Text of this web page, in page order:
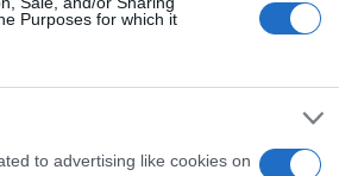
Purposes for which it
to advertising like cookies on
IRIS-T (SLM/SLS)
PATRIOT με ανταλλακτικά
GEPARD με ανταλλακτικά
TRML-4D